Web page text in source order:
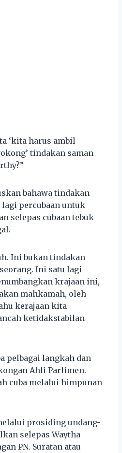
‘kita harus ambil
tindakan saman
bahawa tindakan
percubaan untuk
selepas cubaan tebuk
Ini bukan tindakan
Ini satu lagi
krajaan ini,
mahkamah, oleh
kerajaan kita
ketidakstabilan
pelbagai langkah dan
Ahli Parlimen.
cuba melalui himpunan
prosiding undang-
selepas Waytha
PN. Suratan atau